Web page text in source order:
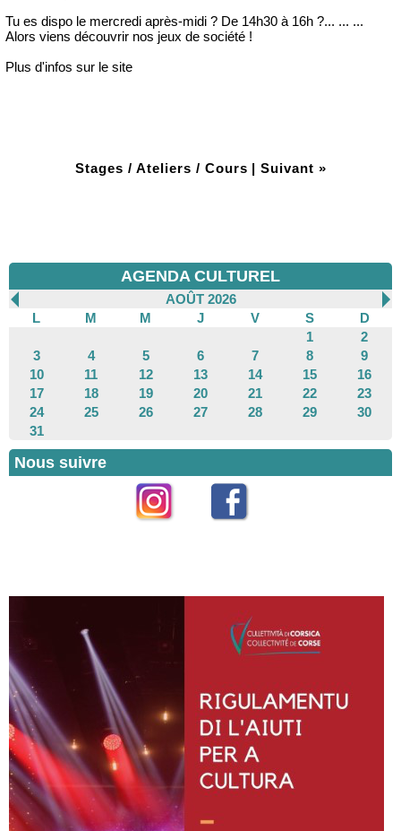
Tu es dispo le mercredi après-midi ? De 14h30 à 16h ?... ... ...
Alors viens découvrir nos jeux de société !
Plus d'infos sur le site
Stages / Ateliers / Cours | Suivant »
AGENDA CULTUREL
AOÛT 2026
L
M M J V S
D
1
2
3
4 5 6 7 8
9
10
11 12 13 14 15
16
17
18 19 20 21 22
23
24
25 26 27 28 29
30
31
Nous suivre